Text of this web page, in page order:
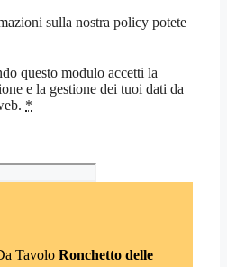
sulla nostra policy potete
questo modulo accetti la
e la gestione dei tuoi dati da
*
TavoloRonchetto delle